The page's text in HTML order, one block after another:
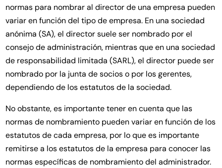
normas para nombrar al director de una empresa pueden
variar en función del tipo de empresa. En una sociedad
anónima (SA), el director suele ser nombrado por el
consejo de administración, mientras que en una sociedad
de responsabilidad limitada (SARL), el director puede ser
nombrado por la junta de socios o por los gerentes,
dependiendo de los estatutos de la sociedad.
No obstante, es importante tener en cuenta que las
normas de nombramiento pueden variar en función de los
estatutos de cada empresa, por lo que es importante
remitirse a los estatutos de la empresa para conocer las
normas específicas de nombramiento del administrador.